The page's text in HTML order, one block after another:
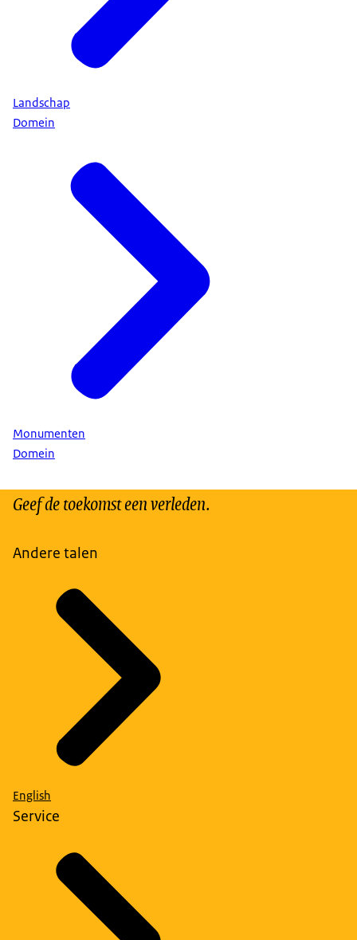
Landschap
Domein
Monumenten
Domein
Geef de toekomst een verleden.
Andere talen
English
Service